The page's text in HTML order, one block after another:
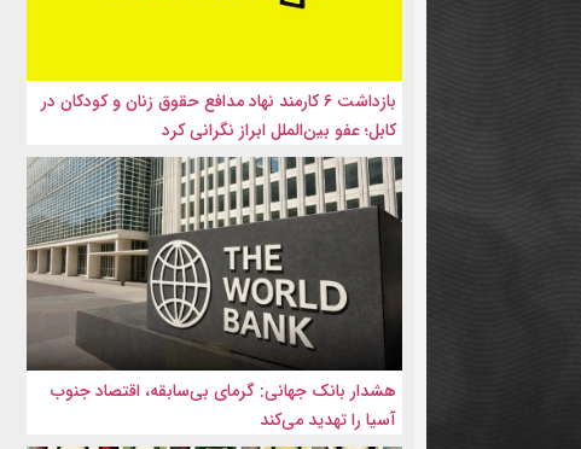
بازداشت ۶ کارمند نهاد مدافع حقوق زنان و کودکان در
کابل؛ عفو بین‌الملل ابراز نگرانی کرد
هشدار بانک جهانی: گرمای بی‌سابقه، اقتصاد جنوب
آسیا را تهدید می‌کند